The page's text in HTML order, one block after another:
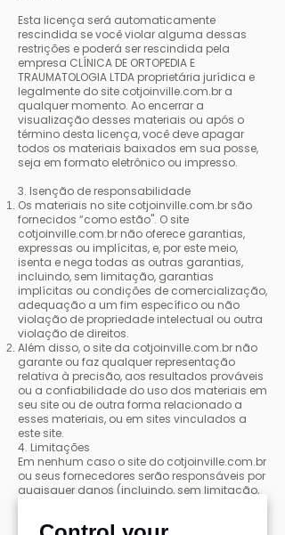
Esta licença será automaticamente
rescindida se você violar alguma dessas
restrições e poderá ser rescindida pela
empresa CLÍNICA DE ORTOPEDIA E
TRAUMATOLOGIA LTDA proprietária jurídica e
legalmente do site cotjoinville.com.br a
qualquer momento. Ao encerrar a
visualização desses materiais ou após o
término desta licença, você deve apagar
todos os materiais baixados em sua posse,
seja em formato eletrônico ou impresso.
3. Isenção de responsabilidade
Os materiais no site cotjoinville.com.br são
fornecidos “como estão''. O site
cotjoinville.com.br não oferece garantias,
expressas ou implícitas, e, por este meio,
isenta e nega todas as outras garantias,
incluindo, sem limitação, garantias
implícitas ou condições de comercialização,
adequação a um fim específico ou não
violação de propriedade intelectual ou outra
violação de direitos.
Além disso, o site da cotjoinville.com.br não
garante ou faz qualquer representação
relativa à precisão, aos resultados prováveis ​​
ou a confiabilidade do uso dos materiais em
seu site ou de outra forma relacionado a
esses materiais, ou em sites vinculados a
este site.
4. Limitações
Em nenhum caso o site do cotjoinville.com.br
ou seus fornecedores serão responsáveis ​​por
quaisquer danos (incluindo, sem limitação,